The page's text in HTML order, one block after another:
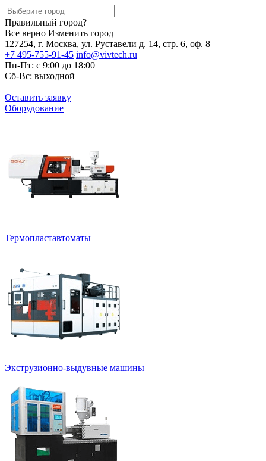
Правильный город?
Все верно Изменить город
127254, г. Москва, ул. Руставели д. 14, стр. 6, оф. 8
+7 495-755-91-45 info@vivtech.ru
Пн-Пт: с 9:00 до 18:00
Сб-Вс: выходной
Оставить заявку
Оборудование
Термопластавтоматы
Экструзионно-выдувные машины